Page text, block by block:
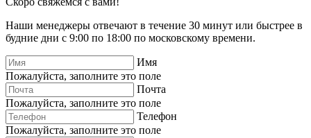
Наши менеджеры отвечают в течение 30 минут или быстрее в
будние дни с 9:00 по 18:00 по московскому времени.
Имя
Пожалуйста, заполните это поле
Почта
Пожалуйста, заполните это поле
Телефон
Пожалуйста, заполните это поле